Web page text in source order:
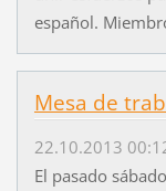
español.
Mesa de
22.10.2013
El pasado